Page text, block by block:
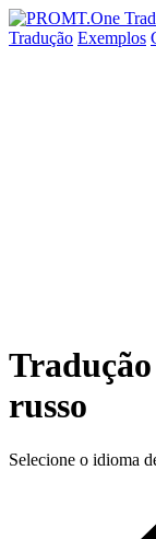
Tradução Exemplos
russo
Selecione o idioma